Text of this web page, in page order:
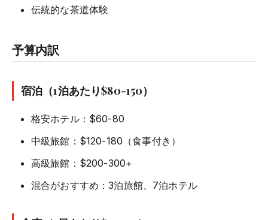
伝統的な茶道体験
予算内訳
宿泊（1泊あたり$80-150）
格安ホテル：$60-80
中級旅館：$120-180（食事付き）
高級旅館：$200-300+
混合がおすすめ：3泊旅館、7泊ホテル